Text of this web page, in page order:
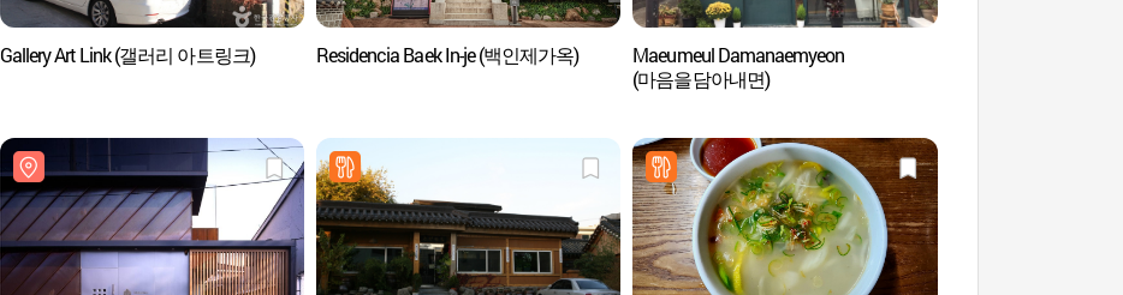
Gallery Art Link (갤러리 아트링크) Residencia Baek In-je (백인제가옥)
Maeumeul Damanaemyeon
(마음을담아내면)